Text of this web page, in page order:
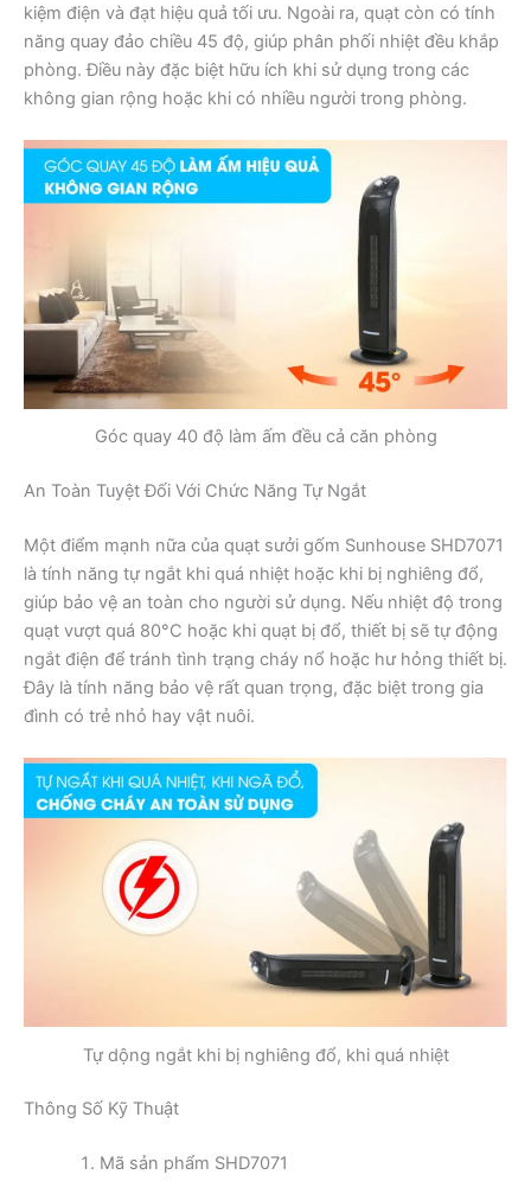
kiệm điện và đạt hiệu quả tối ưu. Ngoài ra, quạt còn có tính
năng quay đảo chiều 45 độ, giúp phân phối nhiệt đều khắp
phòng. Điều này đặc biệt hữu ích khi sử dụng trong các
không gian rộng hoặc khi có nhiều người trong phòng.
Góc quay 40 độ làm ấm đều cả căn phòng
An Toàn Tuyệt Đối Với Chức Năng Tự Ngắt
Một điểm mạnh nữa của quạt sưởi gốm Sunhouse SHD7071
là tính năng tự ngắt khi quá nhiệt hoặc khi bị nghiêng đổ,
giúp bảo vệ an toàn cho người sử dụng. Nếu nhiệt độ trong
quạt vượt quá 80°C hoặc khi quạt bị đổ, thiết bị sẽ tự động
ngắt điện để tránh tình trạng cháy nổ hoặc hư hỏng thiết bị.
Đây là tính năng bảo vệ rất quan trọng, đặc biệt trong gia
đình có trẻ nhỏ hay vật nuôi.
Tự dộng ngắt khi bị nghiêng đổ, khi quá nhiệt
Thông Số Kỹ Thuật
Mã sản phẩm SHD7071